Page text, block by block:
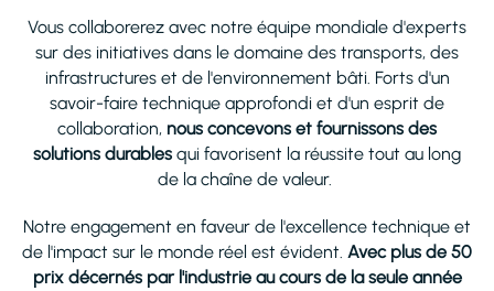
Vous collaborerez avec notre équipe mondiale d'experts
sur des initiatives dans le domaine des transports, des
infrastructures et de l'environnement bâti. Forts d'un
savoir-faire technique approfondi et d'un esprit de
collaboration, nous concevons et fournissons des
solutions durables qui favorisent la réussite tout au long
de la chaîne de valeur.
Notre engagement en faveur de l'excellence technique et
de l'impact sur le monde réel est évident. Avec plus de 50
prix décernés par l'industrie au cours de la seule année